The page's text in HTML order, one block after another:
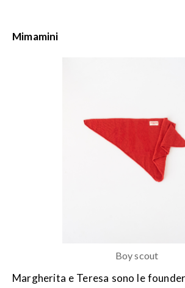
Mimamini
Boy scout
Margherita e Teresa sono le